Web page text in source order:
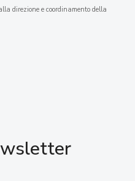
direzione e coordinamento della